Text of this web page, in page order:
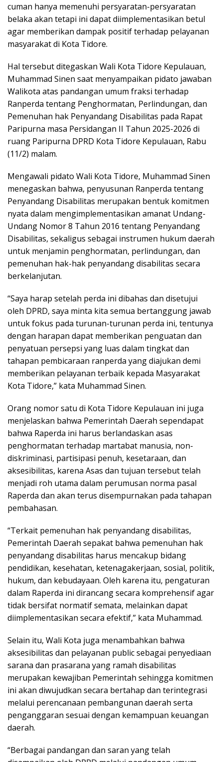
cuman hanya memenuhi persyaratan-persyaratan
belaka akan tetapi ini dapat diimplementasikan betul
agar memberikan dampak positif terhadap pelayanan
masyarakat di Kota Tidore.
Hal tersebut ditegaskan Wali Kota Tidore Kepulauan,
Muhammad Sinen saat menyampaikan pidato jawaban
Walikota atas pandangan umum fraksi terhadap
Ranperda tentang Penghormatan, Perlindungan, dan
Pemenuhan hak Penyandang Disabilitas pada Rapat
Paripurna masa Persidangan II Tahun 2025-2026 di
ruang Paripurna DPRD Kota Tidore Kepulauan, Rabu
(11/2) malam.
Mengawali pidato Wali Kota Tidore, Muhammad Sinen
menegaskan bahwa, penyusunan Ranperda tentang
Penyandang Disabilitas merupakan bentuk komitmen
nyata dalam mengimplementasikan amanat Undang-
Undang Nomor 8 Tahun 2016 tentang Penyandang
Disabilitas, sekaligus sebagai instrumen hukum daerah
untuk menjamin penghormatan, perlindungan, dan
pemenuhan hak-hak penyandang disabilitas secara
berkelanjutan.
“Saya harap setelah perda ini dibahas dan disetujui
oleh DPRD, saya minta kita semua bertanggung jawab
untuk fokus pada turunan-turunan perda ini, tentunya
dengan harapan dapat memberikan penguatan dan
penyatuan persepsi yang luas dalam tingkat dan
tahapan pembicaraan ranperda yang diajukan demi
memberikan pelayanan terbaik kepada Masyarakat
Kota Tidore,” kata Muhammad Sinen.
Orang nomor satu di Kota Tidore Kepulauan ini juga
menjelaskan bahwa Pemerintah Daerah sependapat
bahwa Raperda ini harus berlandaskan asas
penghormatan terhadap martabat manusia, non-
diskriminasi, partisipasi penuh, kesetaraan, dan
aksesibilitas, karena Asas dan tujuan tersebut telah
menjadi roh utama dalam perumusan norma pasal
Raperda dan akan terus disempurnakan pada tahapan
pembahasan.
“Terkait pemenuhan hak penyandang disabilitas,
Pemerintah Daerah sepakat bahwa pemenuhan hak
penyandang disabilitas harus mencakup bidang
pendidikan, kesehatan, ketenagakerjaan, sosial, politik,
hukum, dan kebudayaan. Oleh karena itu, pengaturan
dalam Raperda ini dirancang secara komprehensif agar
tidak bersifat normatif semata, melainkan dapat
diimplementasikan secara efektif,” kata Muhammad.
Selain itu, Wali Kota juga menambahkan bahwa
aksesibilitas dan pelayanan public sebagai penyediaan
sarana dan prasarana yang ramah disabilitas
merupakan kewajiban Pemerintah sehingga komitmen
ini akan diwujudkan secara bertahap dan terintegrasi
melalui perencanaan pembangunan daerah serta
penganggaran sesuai dengan kemampuan keuangan
daerah.
“Berbagai pandangan dan saran yang telah